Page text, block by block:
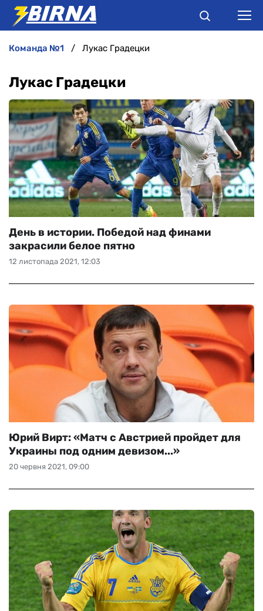
АНАЛІТИКА
ІНТЕРВ'Ю
РІЗНЕ
БУКМЕКЕРИ
команда №1 Лукас Градецки
Лукас Градецки
12 листопада 2021, 12:03
День в истории. Победой над финами
закрасили белое пятно
20 червня 2021, 09:00
Юрий Вирт: «Матч с Австрией пройдет для
Украины под одним девизом...»